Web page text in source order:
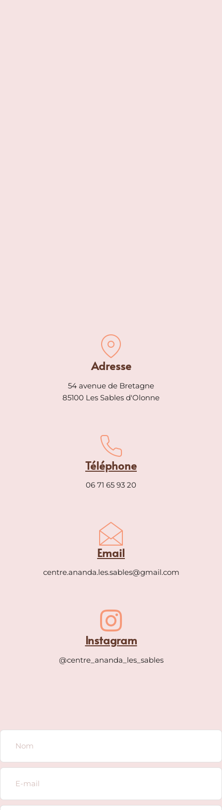
Adresse
54 avenue de Bretagne
85100 Les Sables d'Olonne
Téléphone
06 71 65 93 20
Email
centre.ananda.les.sables@gmail.com
Instagram
@centre_ananda_les_sables